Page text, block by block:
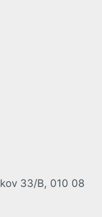
33/B, 010 08